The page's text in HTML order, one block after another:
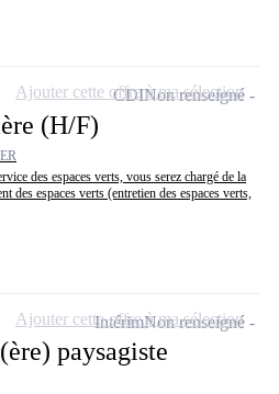
(H/F)
des espaces verts, vous serez chargé de la
des espaces verts (entretien des espaces verts,
CDINon renseigné
Ajouter cette offre à ma sélection
paysagiste
IntérimNon renseigné
Ajouter cette offre à ma sélection